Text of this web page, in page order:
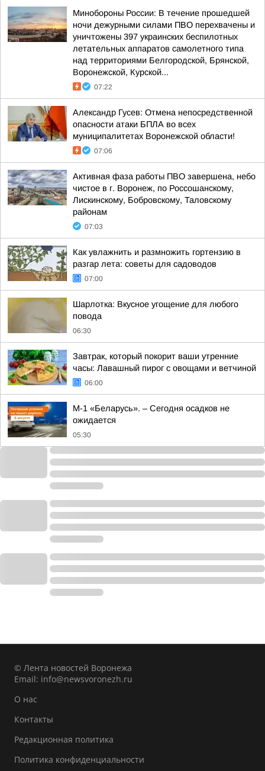
Минобороны России: В течение прошедшей
ночи дежурными силами ПВО перехвачены и
уничтожены 397 украинских беспилотных
летательных аппаратов самолетного типа
над территориями Белгородской, Брянской,
Воронежской, Курской...
07:22
Александр Гусев: Отмена непосредственной
опасности атаки БПЛА во всех
муниципалитетах Воронежской области!
07:06
Активная фаза работы ПВО завершена, небо
чистое в г. Воронеж, по Россошанскому,
Лискинскому, Бобровскому, Таловскому
районам
07:03
Как увлажнить и размножить гортензию в
разгар лета: советы для садоводов
07:00
Шарлотка: Вкусное угощение для любого
повода
06:30
Завтрак, который покорит ваши утренние
часы: Лавашный пирог с овощами и ветчиной
06:00
М-1 «Беларусь». – Сегодня осадков не
ожидается
05:30
© Лента новостей Воронежа
Email: info@newsvoronezh.ru
О нас
Контакты
Редакционная политика
Политика конфиденциальности